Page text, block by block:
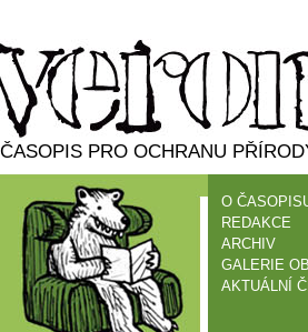
ČASOPIS PRO OCHRANU
O
REDAKCE
ARCHIV
GALERIE
AKTUÁLNÍ